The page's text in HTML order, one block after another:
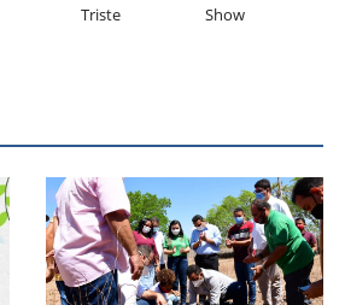
Triste Show